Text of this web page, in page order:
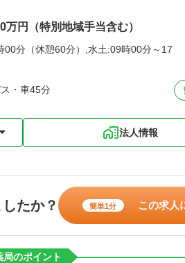
万円（特別地域手当含む）
00分（休憩60分）,水土:09時00分～17
・車45分
法人情報
たか？ 簡単1分 この求人
のポイント